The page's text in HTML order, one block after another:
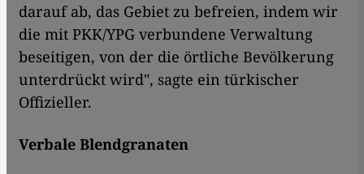
darauf ab, das Gebiet zu befreien, indem wir
die mit PKK/YPG verbundene Verwaltung
beseitigen, von der die örtliche Bevölkerung
unterdrückt wird", sagte ein türkischer
Offizieller.
Verbale Blendgranaten